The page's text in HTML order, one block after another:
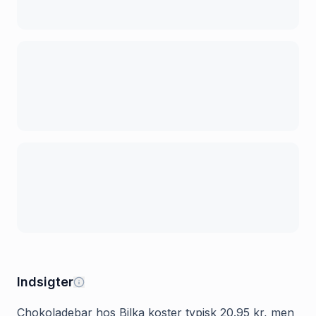
Indsigter
Chokoladebar hos Bilka koster typisk 20.95 kr, men